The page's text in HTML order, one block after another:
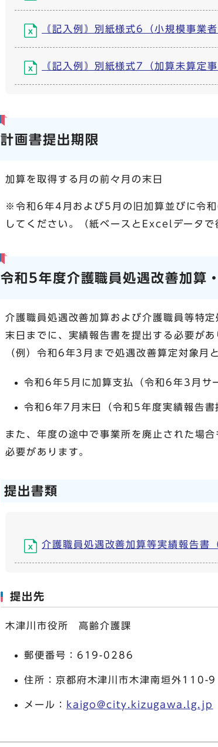
｟記入例｠別紙様式6（小規模事
｟記入例｠別紙様式7（加算未算
計画書提出期限
加算を取得する月の前々月の末日
※令和6年4月および5月の旧加算並びに令
してください。（紙ベースとExcelデータで
令和5年度介護職員処遇改善加算
介護職員処遇改善加算および介護職員等特
末日までに、実績報告書を提出する必要があ
（例）令和6年3月まで処遇改善算定対象月
令和6年5月に加算支払（令和6年3月サ
令和6年7月末日（令和5年度実績報告書
また、年度の途中で事業所を廃止された場
必要があります。
提出書類​
介護職員処遇改善加算等実績報告
提出先
木津川市役所 高齢介護課
郵便番号：619-0286
住所：京都府木津川市木津南垣外110-9
メール： kaigo@city.kizugawa.lg.jp